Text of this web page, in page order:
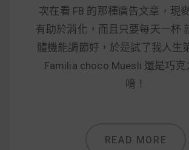
次在看 FB 的那種廣告文章，現
有助於消化，而且只要每天一杯
體機能調節好，於是試了我人生
Familia choco Muesli 還是巧克
唷！
READ MORE